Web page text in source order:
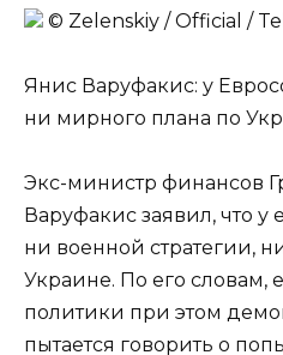
© Zеlеnskiу / Оfficiаl /
Янис Варуфакис: у
ни мирного плана по
Экс-министр финансов
Варуфакис заявил, что у
ни военной стратегии,
Украине. По его словам,
политики при этом
пытается говорить о